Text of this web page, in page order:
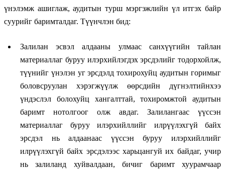
үнэлэмж ашиглаж, аудитын турш мэргэжлийн үл итгэх байр
суурийг баримталдаг. Түүнчлэн бид:
Залилан эсвэл алдааны улмаас санхүүгийн тайлан
материаллаг буруу илэрхийлэгдэх эрсдэлийг тодорхойлж,
түүнийг үнэлэн уг эрсдэлд тохирохуйц аудитын горимыг
боловсруулан хэрэгжүүлж өөрсдийн дүгнэлтийнхээ
үндэслэл болохуйц хангалттай, тохиромжтой аудитын
баримт нотолгоог олж авдаг. Залилангаас үүссэн
материаллаг буруу илэрхийллийг илрүүлэхгүй байх
эрсдэл нь алдаанаас үүссэн буруу илэрхийллийг
илрүүлэхгүй байх эрсдэлээс харьцангуй их байдаг, учир
нь залиланд хуйвалдаан, бичиг баримт хуурамчаар